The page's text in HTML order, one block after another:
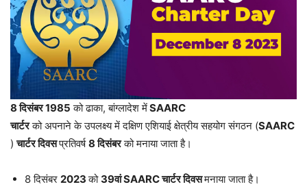
8दिसंबर1985 को ढाका, बांग्लादेश मेंSAARC
चार्टरको अपनाने के उपलक्ष्य में दक्षिण एशियाई क्षेत्रीय सहयोग संगठन (SAARC
)चार्टरदिवसप्रतिवर्ष8दिसंबरको मनाया जाता है।
8 दिसंबर 2023को 39वांSAARCचार्टरदिवसमनाया जाता है।